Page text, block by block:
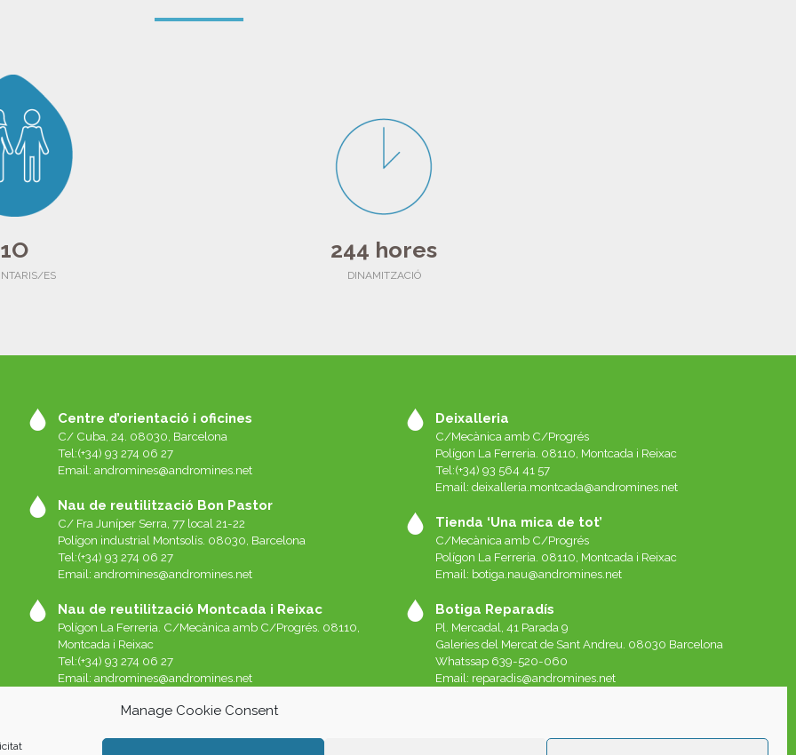
Manage Cookie Consent
1O
ES
244 hores
DINAMITZACIÓ
Centre d’orientació i oficines
C/ Cuba, 24. 08030, Barcelona
Tel:(+34) 93 274 06 27
Email:andromines@andromines.net
Nau de reutilització Bon Pastor
C/ Fra Juníper Serra, 77 local 21-22
Polígon industrial Montsolís. 08030, Barcelona
Tel:(+34) 93 274 06 27
Email:andromines@andromines.net
Nau de reutilització Montcada i Reixac
Polígon La Ferreria. C/Mecànica amb C/Progrés. 08110,
Montcada i Reixac
Tel:(+34) 93 274 06 27
Email:andromines@andromines.net
Deixalleria
C/Mecànica amb C/Progrés
Polígon La Ferreria. 08110, Montcada i Reixac
Tel:(+34) 93 564 41 57
Email: deixalleria.montcada@andromines.net
Tienda ‘Una mica de tot’
C/Mecànica amb C/Progrés
Polígon La Ferreria. 08110, Montcada i Reixac
Email: botiga.nau@andromines.net
Botiga Reparadís
Pl. Mercadal, 41 Parada 9
Galeries del Mercat de Sant Andreu. 08030 Barcelona
Whatssap 639-520-060
Email: reparadis@andromines.net
Galeries del Mercat de Sant Andreu. 08030 Barcelona